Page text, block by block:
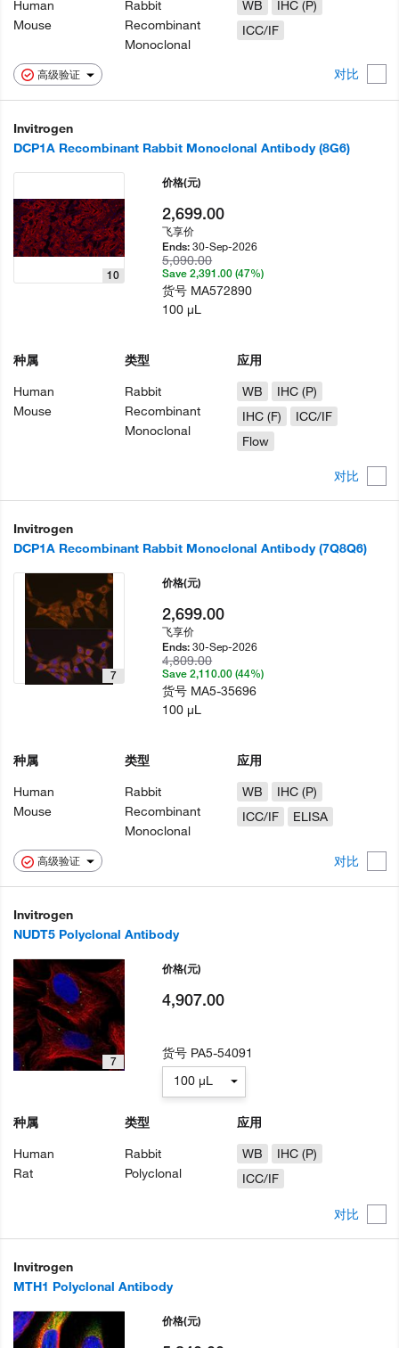
高级验证 对比
Human
Mouse
Rabbit
Recombinant
Monoclonal
WB
IHC (P)
ICC/IF
Invitrogen
DCP1A Recombinant Rabbit Monoclonal Antibody (8G6)
对比
10
种属
Human
Mouse
类型
Rabbit
Recombinant
Monoclonal
应用
WB
IHC (P)
IHC (F)
ICC/IF
Flow
价格(元)
2,699.00
飞享价
Ends:30-Sep-2026
5,090.00
Save 2,391.00 (47%)
货号 MA572890
100 µL
Invitrogen
DCP1A Recombinant Rabbit Monoclonal Antibody (7Q8Q6)
高级验证 对比
7
种属
Human
Mouse
类型
Rabbit
Recombinant
Monoclonal
应用
WB
IHC (P)
ICC/IF
ELISA
价格(元)
2,699.00
飞享价
Ends:30-Sep-2026
4,809.00
Save 2,110.00 (44%)
货号 MA5-35696
100 µL
Invitrogen
NUDT5 Polyclonal Antibody
对比
7
种属
Human
Rat
类型
Rabbit
Polyclonal
应用
WB
IHC (P)
ICC/IF
价格(元)
4,907.00
货号 PA5-54091
100 µL
Invitrogen
MTH1 Polyclonal Antibody
价格(元)